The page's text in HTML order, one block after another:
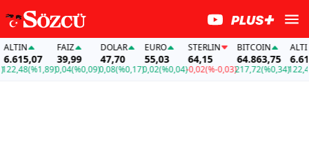
(%1,89)
FAİZ
39,99
0,04(%0,09)
DOLAR
47,70
0,08(%0,17)
EURO
55,03
0,02(%0,04)
STERLIN
64,15
-0,02(%-0,03)
BITCOIN
64.863,75
217,72(%0,34)
ALTIN
122,48